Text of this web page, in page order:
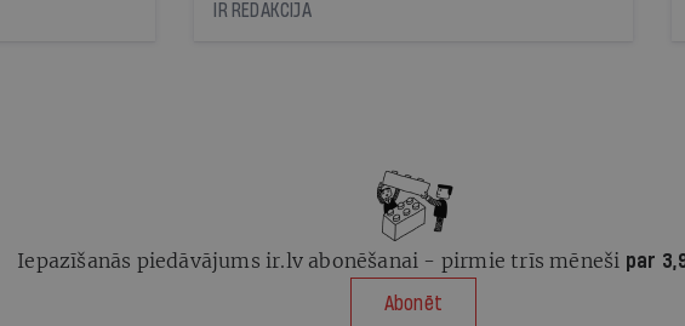
IR REDAKCIJA
Iepazīšanās piedāvājums ir.lv abonēšanai - pirmie trīs mēneši par
Abonēt